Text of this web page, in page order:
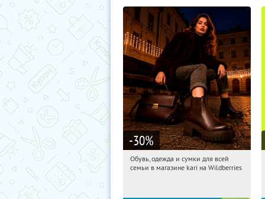
-30%
15:08:06
Получи первым!
Обувь, одежда и сумки для всей
семьи в магазине kari на Wildberries